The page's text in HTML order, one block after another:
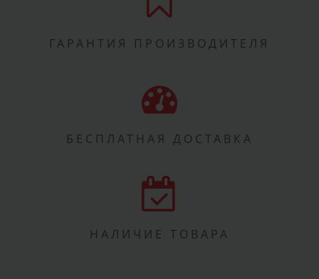
ГАРАНТИЯ ПРОИЗВОДИТЕЛЯ
БЕСПЛАТНАЯ ДОСТАВКА
НАЛИЧИЕ ТОВАРА